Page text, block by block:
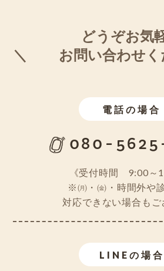
どうぞお気
お問い合わせ
電話の場合
080-
《受付時間 9:00～
※㈪・㈮・時間外や
対応できない場合もご
LINEの場合